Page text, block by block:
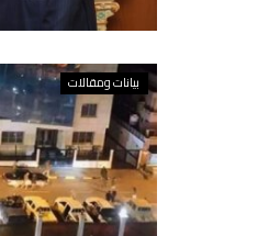
بيانات ومقالات